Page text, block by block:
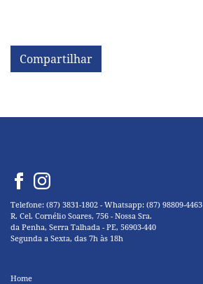
Compartilhar
Telefone: (87) 3831-1802 - Whatsapp: (87) 98809-4463
R. Cel. Cornélio Soares, 756 - Nossa Sra.
da Penha, Serra Talhada - PE, 56903-440
Segunda a Sexta, das 7h às 18h
Home